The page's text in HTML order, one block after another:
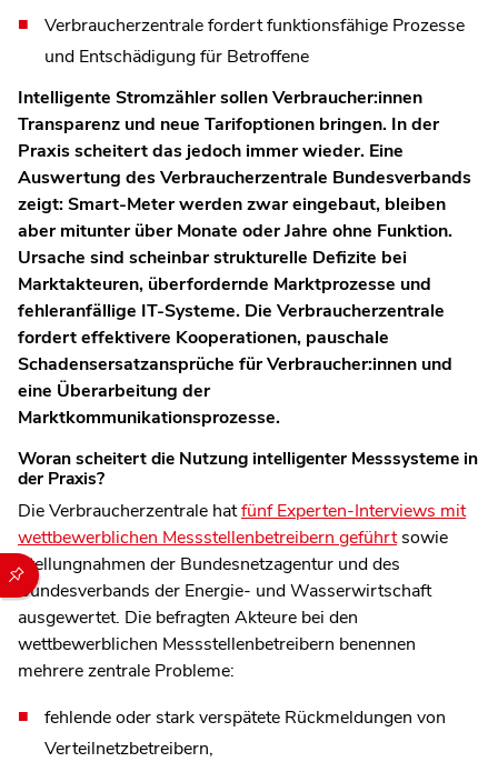
Durch die folgenden Buttons können Sie direkt auf einen
Verbraucherzentrale fordert funktionsfähige Prozesse
und Entschädigung für Betroffene
Intelligente Stromzähler sollen Verbraucher:innen
Transparenz und neue Tarifoptionen bringen. In der
Praxis scheitert das jedoch immer wieder. Eine
Auswertung des Verbraucherzentrale Bundesverbands
zeigt: Smart-Meter werden zwar eingebaut, bleiben
aber mitunter über Monate oder Jahre ohne Funktion.
Ursache sind scheinbar strukturelle Defizite bei
Marktakteuren, überfordernde Marktprozesse und
fehleranfällige IT-Systeme. Die Verbraucherzentrale
fordert effektivere Kooperationen, pauschale
Schadensersatzansprüche für Verbraucher:innen und
eine Überarbeitung der
Marktkommunikationsprozesse.
Woran scheitert die Nutzung intelligenter Messsysteme in
der Praxis?
Die Verbraucherzentrale hatfünf Experten‑Interviews mit
wettbewerblichen Messstellenbetreibern geführtsowie
Stellungnahmen der Bundesnetzagentur und des
Bundesverbands der Energie- und Wasserwirtschaft
ausgewertet. Die befragten Akteure bei den
wettbewerblichen Messstellenbetreibern benennen
mehrere zentrale Probleme:
fehlende oder stark verspätete Rückmeldungen von
Verteilnetzbetreibern,